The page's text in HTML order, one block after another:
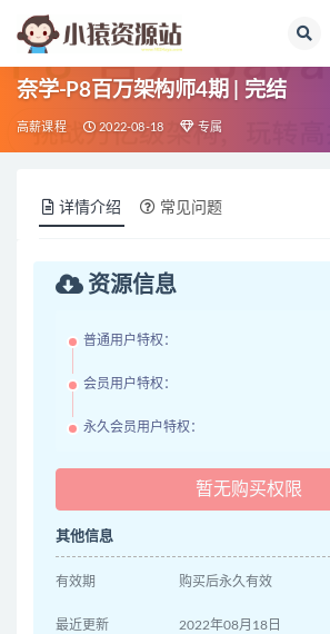
奈学-P8百万架构师4期 | 完结
高薪课程 2022-08-18 专属
详情介绍 常见问题
资源信息
普通用户特权：
会员用户特权：
永久会员用户特权：
暂无购买权限
其他信息
有效期 购买后永久有效
最近更新 2022年08月18日